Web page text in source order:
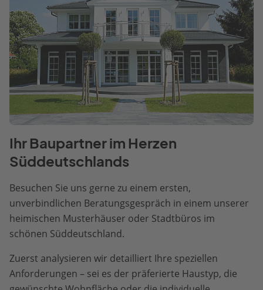
Ihr Baupartner im Herzen
Süddeutschlands
Besuchen Sie uns gerne zu einem ersten,
unverbindlichen Beratungsgespräch in einem unserer
heimischen Musterhäuser oder Stadtbüros im
schönen Süddeutschland.
Zuerst analysieren wir detailliert Ihre speziellen
Anforderungen – sei es der präferierte Haustyp, die